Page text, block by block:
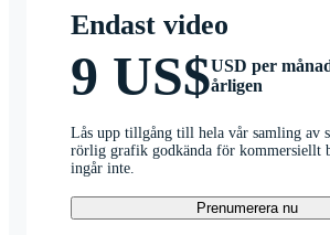
Endast video
9 US$USD per
årligen
Lås upp tillgång till hela vår samling av
rörlig grafik godkända för kommersiellt
ingår inte.
Prenumerera nu